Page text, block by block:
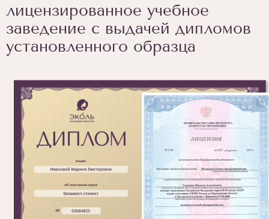
лицензированное учебное
заведение с выдачей дипломов
установленного образца